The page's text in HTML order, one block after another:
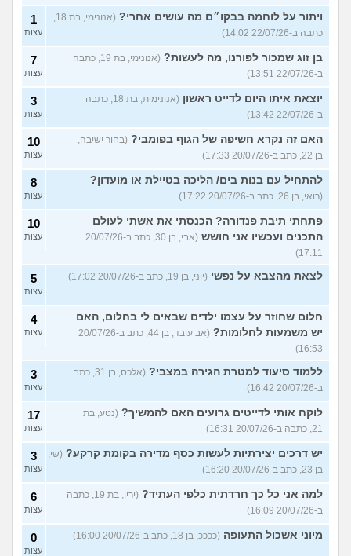
ויתור על לוחמה בבקו״ם מה עושים אחרי?
כתבה ב-22/07/26 14:02)
1
עצות
בן זוג שמכור לפורנו, מה לעשות?
(אנונימי, בת 19, כתבה
ב-22/07/26 13:51)
7
עצות
יוצאת איתו היום לדייט ראשון
(אנונימית, בת 18, כתבה
ב-22/07/26 13:42)
3
עצות
האם זה נקרא חשיפה של הגוף בפומבי? (בחור ישיבה,
בן 22, כתב ב-20/07/26 17:33)
10
עצות
להתחיל עם בנות בים/ הליכה בטיילת או מועדון?
(רואי, בן 26, כתב ב-20/07/26 17:22)
8
עצות
פתחתי תיבת פנדורה? הכנסתי את אשתי לעולם
התכנים ועכשיו אני חושש
(אבי, בן 30, כתב ב-20/07/26
17:11)
10
עצות
לצאת מהצבא על נפשי (יוני, בן 19, כתב ב-20/07/26 17:02) 5
עצות
חלום שחוזר על עצמו ילדים שבאים לי בחלום, האם
יש משמעות לחלומות?
(אב עובד, בן 44, כתב ב-20/07/26
16:53)
4
עצות
ללמוד סיעוד למטרת הגירה במצבי?
(אלכס, בן 31, כתב
ב-20/07/26 16:42)
3
עצות
לוקח אותי לדייטים גרועים האם להמשיך? (נטע, בת
21, כתבה ב-20/07/26 16:31)
17
עצות
יש דרכים יצירתיות לעשות כסף מדירה בקומת קרקע? (שי,
בן 23, כתב ב-20/07/26 16:20)
3
עצות
למה אני כל כך חרדתית כלפי העתיד?
(ירין, בת 19, כתבה
ב-20/07/26 16:09)
6
עצות
מיוני אשכול התעופה (ככככ, בן 18, כתב ב-20/07/26 16:00) 0
עצות